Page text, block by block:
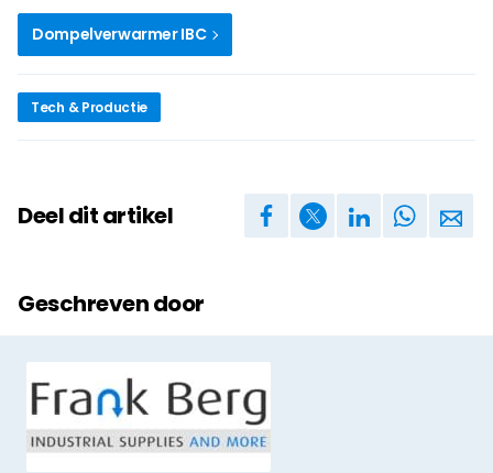
Dompelverwarmer IBC
Tech & Productie
Deel dit artikel
Geschreven door